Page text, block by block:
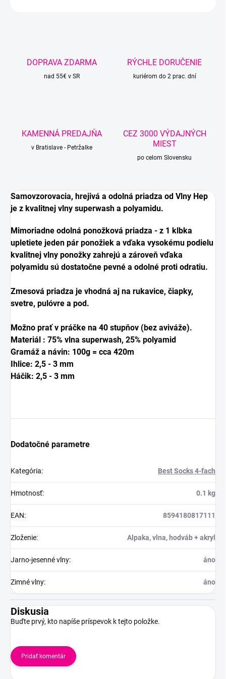
DOPRAVA ZDARMA
nad 55€ v SR
RÝCHLE DORUČENIE
kuriérom do 2 prac. dní
KAMENNÁ PREDAJŇA
v Bratislave - Petržalke
CEZ 3000 VÝDAJNÝCH
MIEST
po celom Slovensku
Samovzorovacia, hrejivá a odolná priadza od Vlny Hep
je z kvalitnej vlny superwash a polyamidu.
Mimoriadne odolná ponožková priadza - z 1 klbka
upletiete jeden pár ponožiek a vďaka vysokému podielu
kvalitnej vlny ponožky zahrejú a zároveň vďaka
polyamidu sú dostatočne pevné a odolné proti odratiu.
Zmesová priadza je vhodná aj na rukavice, čiapky,
svetre, pulóvre a pod.
Možno prať v práčke na 40 stupňov (bez aviváže).
Materiál : 75% vlna superwash, 25% polyamid
Gramáž a návin: 100g = cca 420m
Ihlice: 2,5 - 3 mm
Háčik: 2,5 - 3 mm
Dodatočné parametre
Kategória: Best Socks 4-fach
Hmotnosť: 0.1 kg
EAN: 8594180817111
Zloženie: Alpaka, vlna, hodváb + akryl
Jarno-jesenné vlny: áno
Zimné vlny: áno
Diskusia
Buďte prvý, kto napíše príspevok k tejto položke.
Pridať komentár